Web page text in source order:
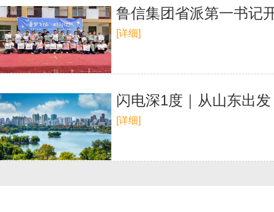
鲁信集团省派第一书记
[详细]
闪电深1度｜从山东出
[详细]